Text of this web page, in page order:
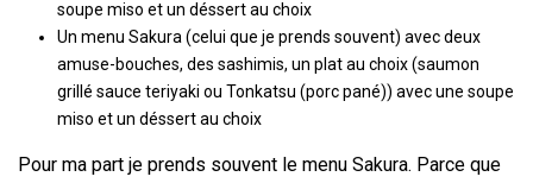
soupe miso et un déssert au choix
Un menu Sakura (celui que je prends souvent) avec deux
amuse-bouches, des sashimis, un plat au choix (saumon
grillé sauce teriyaki ou Tonkatsu (porc pané)) avec une soupe
miso et un déssert au choix
Pour ma part je prends souvent le menu Sakura. Parce que